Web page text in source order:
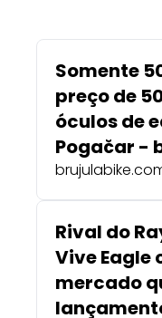
Somente
preço de
óculos de
Pogačar -
Rival do
Vive Eagle
mercado